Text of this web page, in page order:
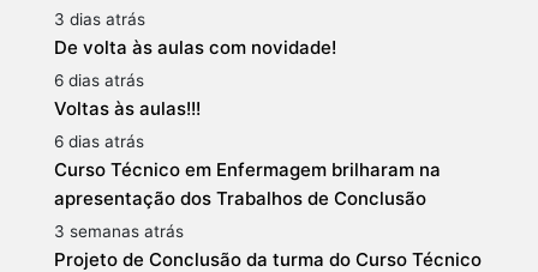
3 dias atrás
De volta às aulas com novidade!
6 dias atrás
Voltas às aulas!!!
6 dias atrás
Curso Técnico em Enfermagem brilharam na
apresentação dos Trabalhos de Conclusão
3 semanas atrás
Projeto de Conclusão da turma do Curso Técnico